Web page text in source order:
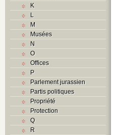
K
L
M
Musées
N
O
Offices
P
Parlement jurassien
Partis politiques
Propriété
Protection
Q
R